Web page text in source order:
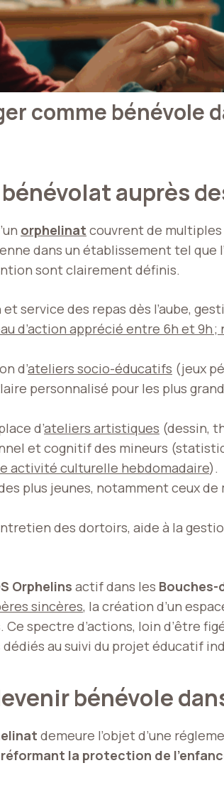
comme bénévole
auprès
orphelinat couvrent de
dans un établissement tel que l’
sont clairement définis.
service des repas dès l’aube,
d’action apprécié entre 6h et 9h
d’ateliers socio-éducatifs (jeux
personnalisé pour les plus
d’ateliers artistiques (dessin,
et cognitif des mineurs
activité culturelle hebdomadaire).
plus jeunes, notamment ceux
des dortoirs, aide à la
Orphelins actif dans les Bouches-
sincères, la création d’un
spectre d’actions, loin d’être
dédiés au suivi du projet éducatif
bénévole
demeure l’objet d’une
la protection de